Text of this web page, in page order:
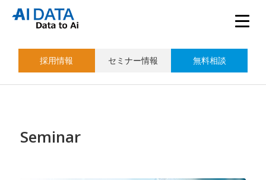
採用情報 セミナー情報 無料相談
Seminar